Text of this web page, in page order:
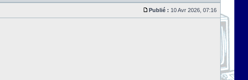
Publié : 10 Avr 2026, 07:16